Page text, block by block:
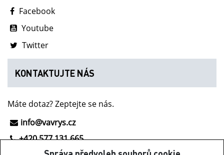
Facebook
Youtube
Twitter
KONTAKTUJTE NÁS
Máte dotaz? Zeptejte se nás.
info@vavrys.cz
+420 577 131 665